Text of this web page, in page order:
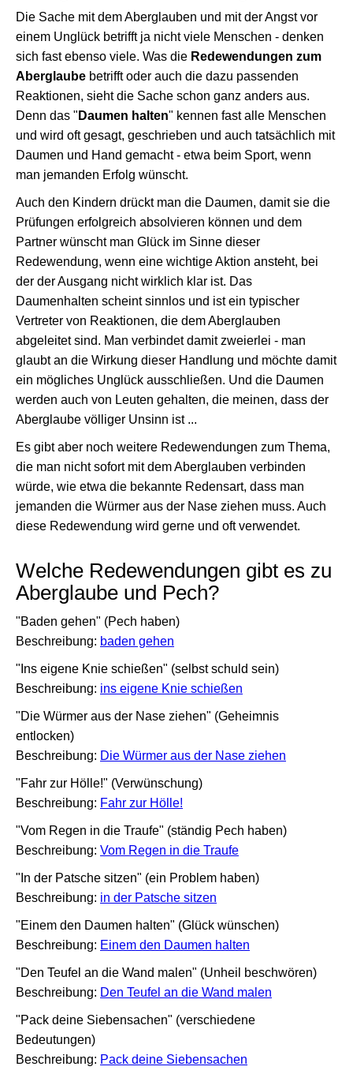
Die Sache mit dem Aberglauben und mit der Angst vor
einem Unglück betrifft ja nicht viele Menschen - denken
sich fast ebenso viele. Was die Redewendungen zum
Aberglaube betrifft oder auch die dazu passenden
Reaktionen, sieht die Sache schon ganz anders aus.
Denn das " Daumen halten" kennen fast alle Menschen
und wird oft gesagt, geschrieben und auch tatsächlich mit
Daumen und Hand gemacht - etwa beim Sport, wenn
man jemanden Erfolg wünscht.
Auch den Kindern drückt man die Daumen, damit sie die
Prüfungen erfolgreich absolvieren können und dem
Partner wünscht man Glück im Sinne dieser
Redewendung, wenn eine wichtige Aktion ansteht, bei
der der Ausgang nicht wirklich klar ist. Das
Daumenhalten scheint sinnlos und ist ein typischer
Vertreter von Reaktionen, die dem Aberglauben
abgeleitet sind. Man verbindet damit zweierlei - man
glaubt an die Wirkung dieser Handlung und möchte damit
ein mögliches Unglück ausschließen. Und die Daumen
werden auch von Leuten gehalten, die meinen, dass der
Aberglaube völliger Unsinn ist ...
Es gibt aber noch weitere Redewendungen zum Thema,
die man nicht sofort mit dem Aberglauben verbinden
würde, wie etwa die bekannte Redensart, dass man
jemanden die Würmer aus der Nase ziehen muss. Auch
diese Redewendung wird gerne und oft verwendet.
Welche Redewendungen gibt es zu
Aberglaube und Pech?
"Baden gehen" (Pech haben)
Beschreibung: baden gehen
"Ins eigene Knie schießen" (selbst schuld sein)
Beschreibung: ins eigene Knie schießen
"Die Würmer aus der Nase ziehen" (Geheimnis
entlocken)
Beschreibung: Die Würmer aus der Nase ziehen
"Fahr zur Hölle!" (Verwünschung)
Beschreibung: Fahr zur Hölle!
"Vom Regen in die Traufe" (ständig Pech haben)
Beschreibung: Vom Regen in die Traufe
"In der Patsche sitzen" (ein Problem haben)
Beschreibung: in der Patsche sitzen
"Einem den Daumen halten" (Glück wünschen)
Beschreibung: Einem den Daumen halten
"Den Teufel an die Wand malen" (Unheil beschwören)
Beschreibung: Den Teufel an die Wand malen
"Pack deine Siebensachen" (verschiedene
Bedeutungen)
Beschreibung: Pack deine Siebensachen